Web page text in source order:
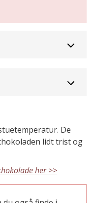
De
lidt trist og
her >>